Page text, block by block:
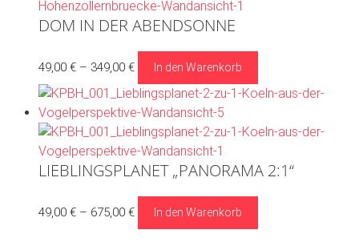
Optionen
auf
Produktseite
werden
DOM IN DER ABENDSONNE
49,00 € – 349,00 € In den Warenkorb
weist
Varianten
Die
Optionen
auf
LIEBLINGSPLANET „PANORAMA 2:1“
49,00 € – 675,00 € In den Warenkorb